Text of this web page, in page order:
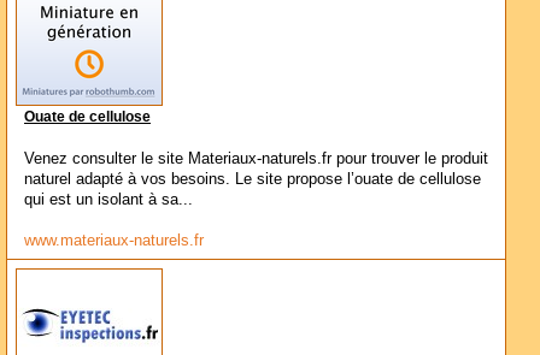
Ouate de cellulose
Venez consulter le site Materiaux-naturels.fr pour trouver le produit
naturel adapté à vos besoins. Le site propose l’ouate de cellulose
qui est un isolant à sa...
www.materiaux-naturels.fr